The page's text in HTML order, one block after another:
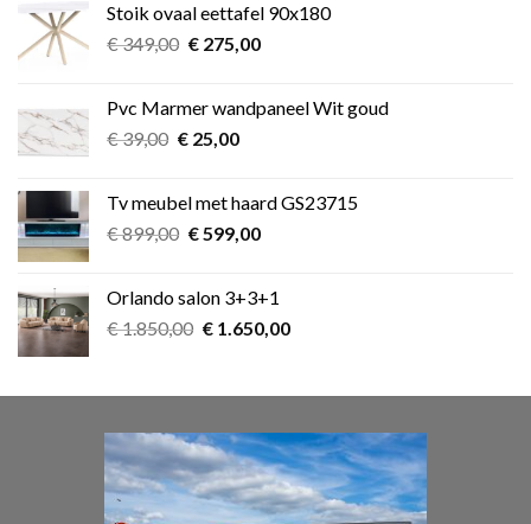
€ 349,00.€ 275,00.
Stoik ovaal eettafel 90x180
€349,00 Oorspronkelijke
€ 349,00.
€275,00Huidige
€ 275,00.
Pvc Marmer wandpaneel Wit goud
€39,00 Oorspronkelijke
€ 39,00.
€25,00Huidige
€ 25,00.
Tv meubel met haard GS23715
€899,00 Oorspronkelijke
€ 899,00.
€599,00Huidige
€ 599,00.
Orlando salon 3+3+1
€1.850,00 Oorspronkelijke
€ 1.850,00.
€1.650,00Huidige
€ 1.650,00.